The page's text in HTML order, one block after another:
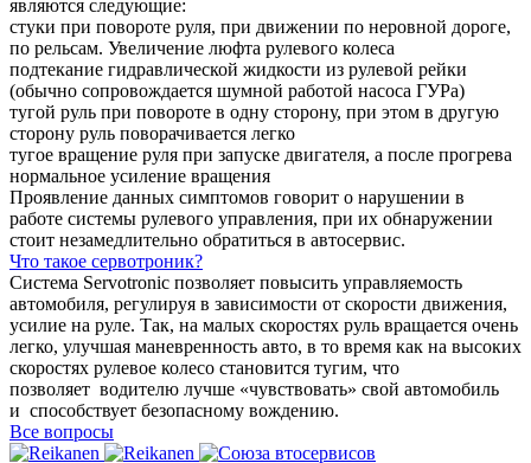
являются следующие:
стуки при повороте руля, при движении по неровной дороге,
по рельсам. Увеличение люфта рулевого колеса
подтекание гидравлической жидкости из рулевой рейки
(обычно сопровождается шумной работой насоса ГУРа)
тугой руль при повороте в одну сторону, при этом в другую
сторону руль поворачивается легко
тугое вращение руля при запуске двигателя, а после прогрева
нормальное усиление вращения
Проявление данных симптомов говорит о нарушении в
работе системы рулевого управления, при их обнаружении
стоит незамедлительно обратиться в автосервис.
Что такое сервотроник?
Система Servotronic позволяет повысить управляемость
автомобиля, регулируя в зависимости от скорости движения,
усилие на руле. Так, на малых скоростях руль вращается очень
легко, улучшая маневренность авто, в то время как на высоких
скоростях рулевое колесо становится тугим, что
позволяет водителю лучше «чувствовать» свой автомобиль
и способствует безопасному вождению.
Все вопросы